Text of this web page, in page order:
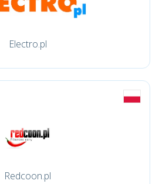
Electro.pl
Redcoon.pl